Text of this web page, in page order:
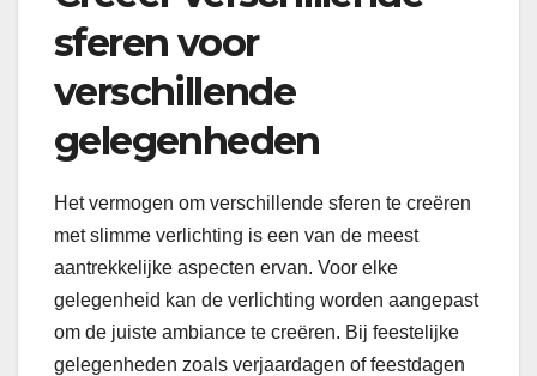
sferen voor
verschillende
gelegenheden
Het vermogen om verschillende sferen te creëren
met slimme verlichting is een van de meest
aantrekkelijke aspecten ervan. Voor elke
gelegenheid kan de verlichting worden aangepast
om de juiste ambiance te creëren. Bij feestelijke
gelegenheden zoals verjaardagen of feestdagen